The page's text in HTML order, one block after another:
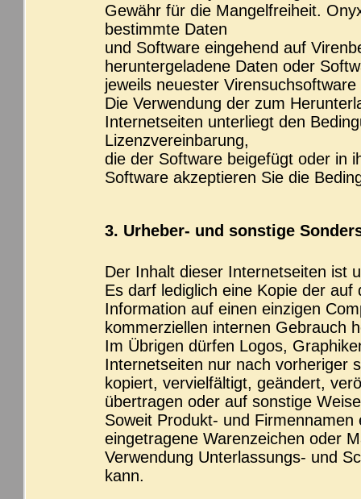
Gewähr für die Mangelfreiheit.
bestimmte Daten
und Software eingehend auf
heruntergeladene Daten oder
jeweils neuester
Die Verwendung der zum
Internetseiten unterliegt den
Lizenzvereinbarung,
die der Software beigefügt oder in
Software akzeptieren Sie die
3. Urheber- und sonstige
Der Inhalt dieser Internetseiten ist
Es darf lediglich eine Kopie der
Information auf einen einzigen
kommerziellen internen Gebrauch
Im Übrigen dürfen Logos,
Internetseiten nur nach vorheriger
kopiert, vervielfältigt, geändert,
übertragen oder auf sonstige
Soweit Produkt- und
eingetragene Warenzeichen oder
Verwendung Unterlassungs- und
kann.